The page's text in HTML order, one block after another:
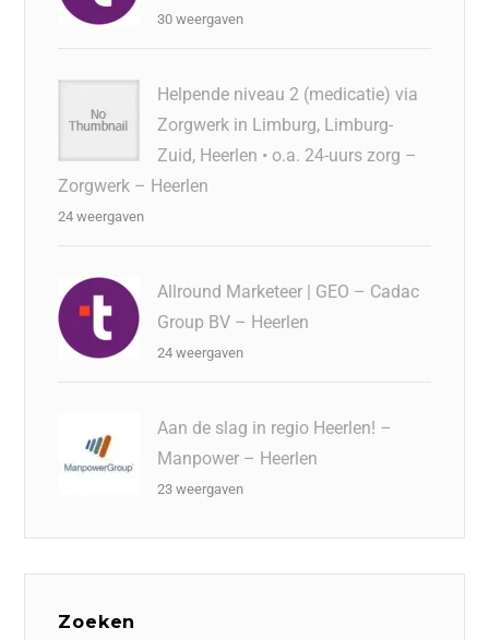
30 weergaven
Helpende niveau 2 (medicatie) via
Zorgwerk in Limburg, Limburg-
Zuid, Heerlen • o.a. 24-uurs zorg –
Zorgwerk – Heerlen
24 weergaven
Allround Marketeer | GEO – Cadac
Group BV – Heerlen
24 weergaven
Aan de slag in regio Heerlen! –
Manpower – Heerlen
23 weergaven
Zoeken